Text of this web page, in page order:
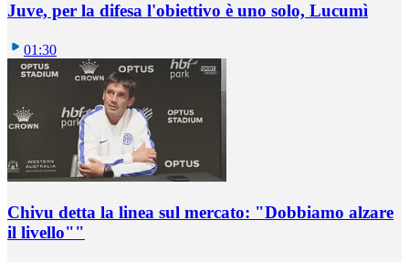
Juve, per la difesa l'obiettivo è uno solo, Lucumì
01:30
Chivu detta la linea sul mercato: "Dobbiamo alzare
il livello""